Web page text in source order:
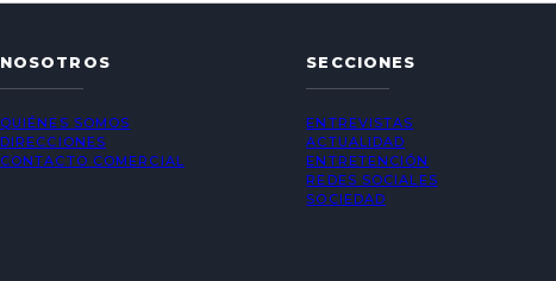
NOSOTROS
QUIÉNES SOMOS
DIRECCIONES
CONTACTO COMERCIAL
SECCIONES
ENTREVISTAS
ACTUALIDAD
ENTRETENCIÓN
REDES SOCIALES
SOCIEDAD